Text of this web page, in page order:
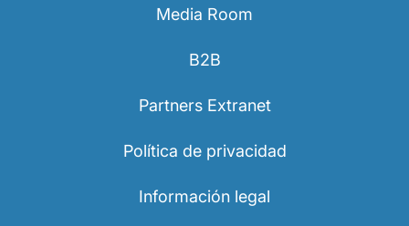
Media Room
B2B
Partners Extranet
Política de privacidad
Información legal